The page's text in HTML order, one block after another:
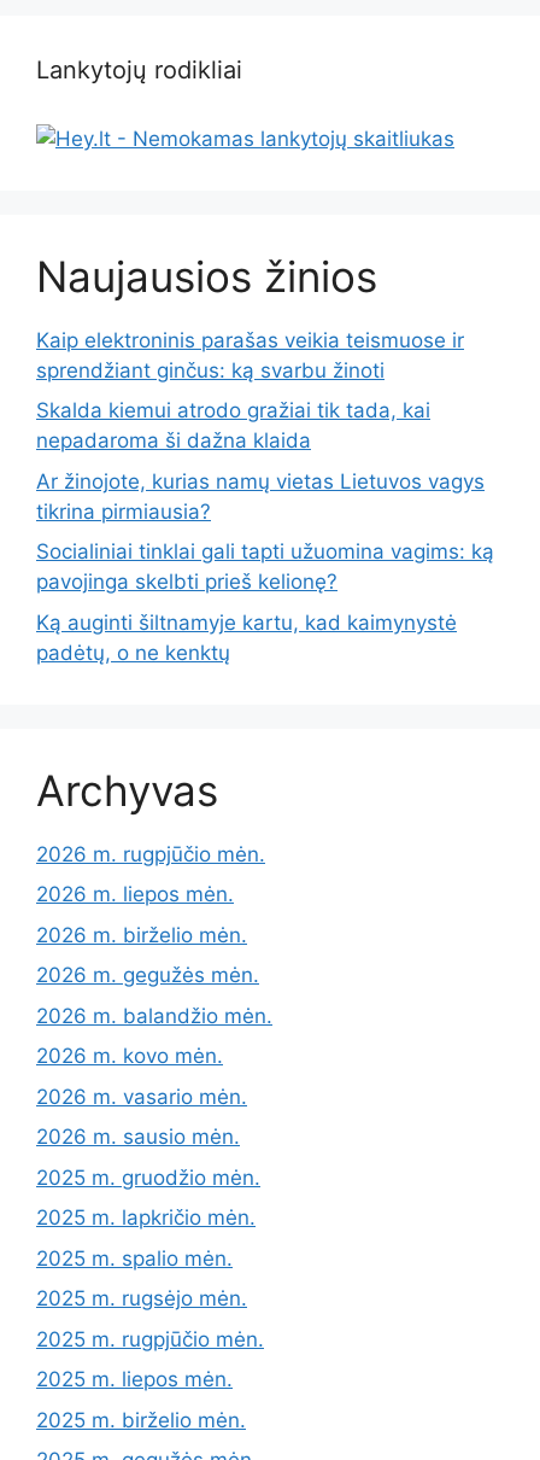
Lankytojų rodikliai
Naujausios žinios
Kaip elektroninis parašas veikia teismuose ir
sprendžiant ginčus: ką svarbu žinoti
Skalda kiemui atrodo gražiai tik tada, kai
nepadaroma ši dažna klaida
Ar žinojote, kurias namų vietas Lietuvos vagys
tikrina pirmiausia?
Socialiniai tinklai gali tapti užuomina vagims: ką
pavojinga skelbti prieš kelionę?
Ką auginti šiltnamyje kartu, kad kaimynystė
padėtų, o ne kenktų
Archyvas
2026 m. rugpjūčio mėn.
2026 m. liepos mėn.
2026 m. birželio mėn.
2026 m. gegužės mėn.
2026 m. balandžio mėn.
2026 m. kovo mėn.
2026 m. vasario mėn.
2026 m. sausio mėn.
2025 m. gruodžio mėn.
2025 m. lapkričio mėn.
2025 m. spalio mėn.
2025 m. rugsėjo mėn.
2025 m. rugpjūčio mėn.
2025 m. liepos mėn.
2025 m. birželio mėn.